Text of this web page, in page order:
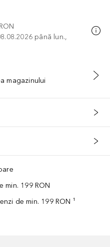
până lun.,
ÎN COŞ
magazinului
min. 199 RON
de min. 199 RON ¹